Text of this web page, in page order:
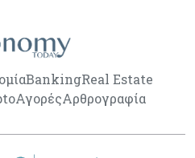
BankingReal Estate
ΑγορέςΑρθρογραφία